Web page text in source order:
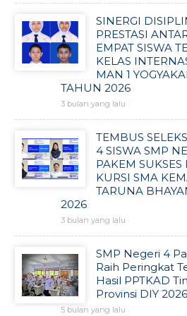
SINERGI
PRESTASI
EMPAT SISWA
KELAS
MAN 1
TAHUN 2026
3 bulan yang lalu
TEMBUS
4 SISWA SMP
PAKEM SUKSES
KURSI SMA
TARUNA
2026
3 bulan yang lalu
SMP Negeri 4
Raih Peringkat
Hasil PPTKAD
Provinsi DIY 2026
5 bulan yang lalu